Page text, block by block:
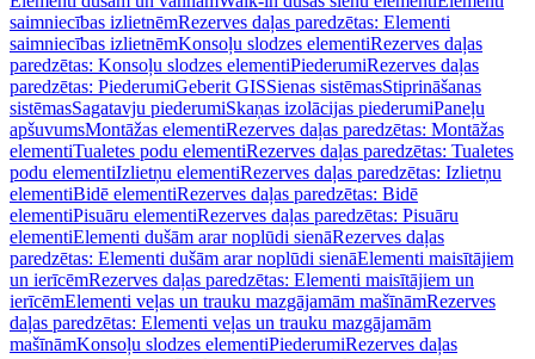
saimniecības izlietnēmRezerves daļas paredzētas: Elementi
saimniecības izlietnēmKonsoļu slodzes elementiRezerves daļas
paredzētas: Konsoļu slodzes elementiPiederumiRezerves daļas
paredzētas: PiederumiGeberit GISSienas sistēmasStiprināšanas
sistēmasSagatavju piederumiSkaņas izolācijas piederumiPaneļu
apšuvumsMontāžas elementiRezerves daļas paredzētas: Montāžas
elementiTualetes podu elementiRezerves daļas paredzētas: Tualetes
podu elementiIzlietņu elementiRezerves daļas paredzētas: Izlietņu
elementiBidē elementiRezerves daļas paredzētas: Bidē
elementiPisuāru elementiRezerves daļas paredzētas: Pisuāru
elementiElementi dušām arar noplūdi sienāRezerves daļas
paredzētas: Elementi dušām arar noplūdi sienāElementi maisītājiem
un ierīcēmRezerves daļas paredzētas: Elementi maisītājiem un
ierīcēmElementi veļas un trauku mazgājamām mašīnāmRezerves
daļas paredzētas: Elementi veļas un trauku mazgājamām
mašīnāmKonsoļu slodzes elementiPiederumiRezerves daļas